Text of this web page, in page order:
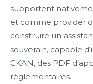
supportent
et comme provider
construire un
souverain, capable
CKAN, des PDF
réglementaires.